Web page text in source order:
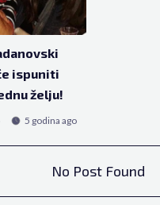
ispuniti
želju!
5 godina ago
No Post Found